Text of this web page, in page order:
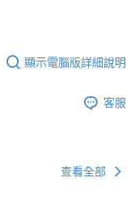
顯示電腦版詳細說明
客服
查看全部